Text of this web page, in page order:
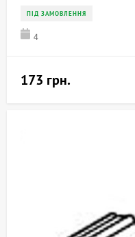
ПІД ЗАМОВЛЕННЯ
4
173 грн.